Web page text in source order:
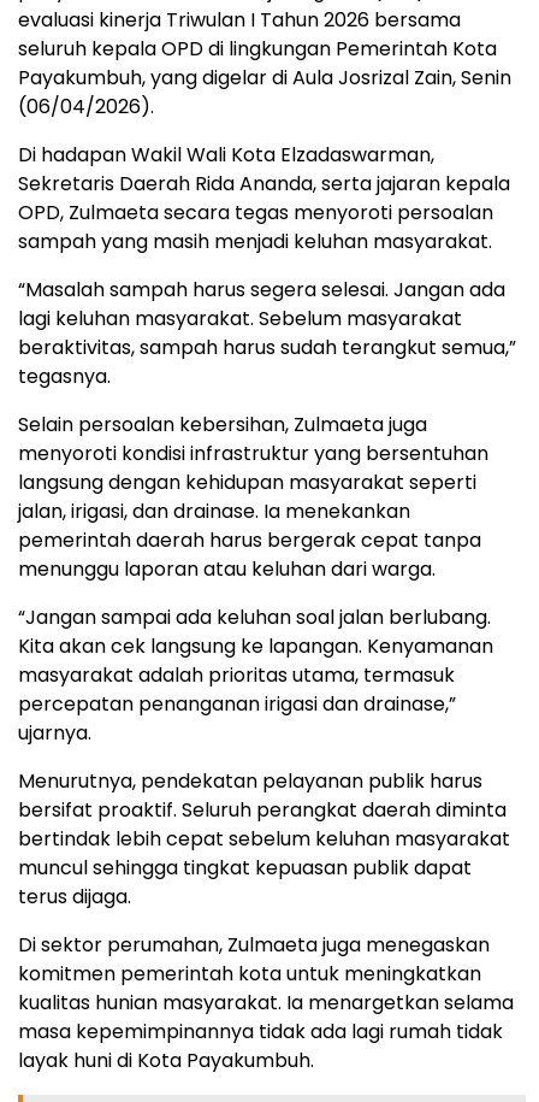
evaluasi kinerja Triwulan I Tahun 2026 bersama
seluruh kepala OPD di lingkungan Pemerintah Kota
Payakumbuh, yang digelar di Aula Josrizal Zain, Senin
(06/04/2026).
Di hadapan Wakil Wali Kota Elzadaswarman,
Sekretaris Daerah Rida Ananda, serta jajaran kepala
OPD, Zulmaeta secara tegas menyoroti persoalan
sampah yang masih menjadi keluhan masyarakat.
“Masalah sampah harus segera selesai. Jangan ada
lagi keluhan masyarakat. Sebelum masyarakat
beraktivitas, sampah harus sudah terangkut semua,”
tegasnya.
Selain persoalan kebersihan, Zulmaeta juga
menyoroti kondisi infrastruktur yang bersentuhan
langsung dengan kehidupan masyarakat seperti
jalan, irigasi, dan drainase. Ia menekankan
pemerintah daerah harus bergerak cepat tanpa
menunggu laporan atau keluhan dari warga.
“Jangan sampai ada keluhan soal jalan berlubang.
Kita akan cek langsung ke lapangan. Kenyamanan
masyarakat adalah prioritas utama, termasuk
percepatan penanganan irigasi dan drainase,”
ujarnya.
Menurutnya, pendekatan pelayanan publik harus
bersifat proaktif. Seluruh perangkat daerah diminta
bertindak lebih cepat sebelum keluhan masyarakat
muncul sehingga tingkat kepuasan publik dapat
terus dijaga.
Di sektor perumahan, Zulmaeta juga menegaskan
komitmen pemerintah kota untuk meningkatkan
kualitas hunian masyarakat. Ia menargetkan selama
masa kepemimpinannya tidak ada lagi rumah tidak
layak huni di Kota Payakumbuh.